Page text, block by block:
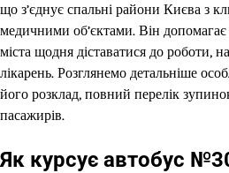
що з’єднує спальні райони Києва з
медичними об’єктами. Він
міста щодня діставатися до роботи,
лікарень. Розглянемо детальніше
його розклад, повний перелік
пасажирів.
Як курсує автобус